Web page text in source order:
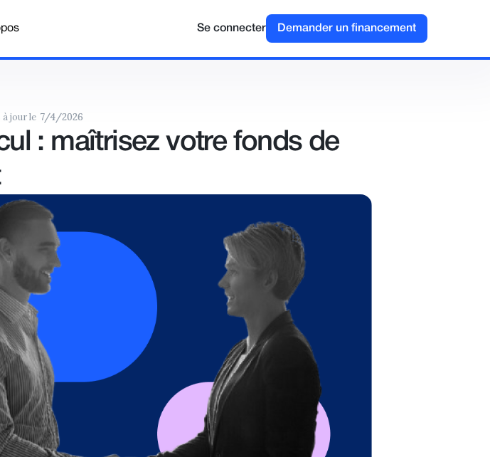
Se connecter Demander un financement
jour le 7/4/2026
: maîtrisez votre fonds de